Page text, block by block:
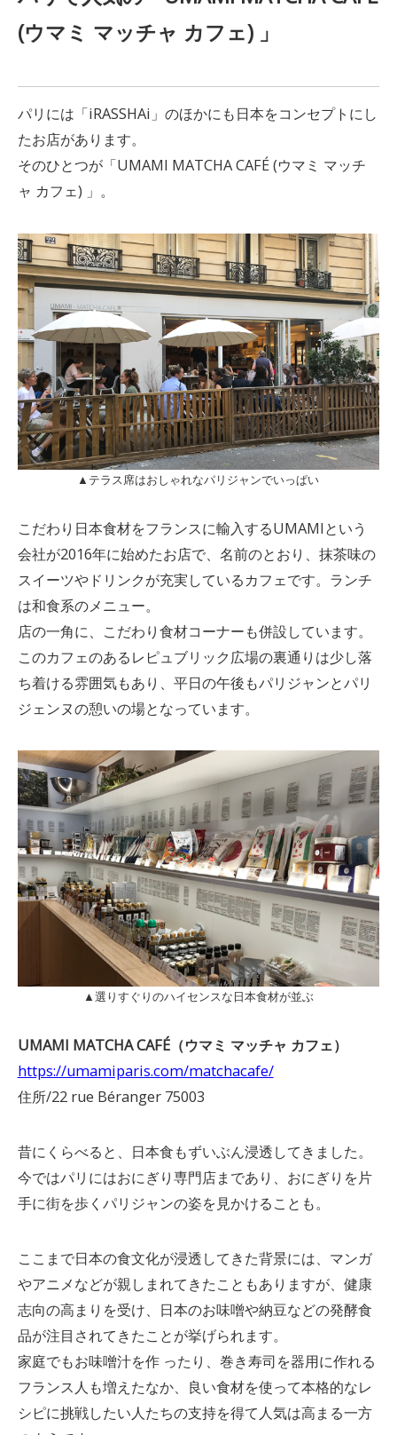
(ウマミ マッチャ カフェ) 」
パリには「iRASSHAi」のほかにも日本をコンセプトにし
たお店があります。
そのひとつが「UMAMI MATCHA CAFÉ (ウマミ マッチ
ャ カフェ) 」。
▲テラス席はおしゃれなパリジャンでいっぱい
こだわり日本食材をフランスに輸入するUMAMIという
会社が2016年に始めたお店で、名前のとおり、抹茶味の
スイーツやドリンクが充実しているカフェです。ランチ
は和食系のメニュー。
店の一角に、こだわり食材コーナーも併設しています。
このカフェのあるレピュブリック広場の裏通りは少し落
ち着ける雰囲気もあり、平日の午後もパリジャンとパリ
ジェンヌの憩いの場となっています。
▲選りすぐりのハイセンスな日本食材が並ぶ
UMAMI MATCHA CAFÉ（ウマミ マッチャ カフェ）
https://umamiparis.com/matchacafe/
住所/22 rue Béranger 75003
昔にくらべると、日本食もずいぶん浸透してきました。
今ではパリにはおにぎり専門店まであり、おにぎりを片
手に街を歩くパリジャンの姿を見かけることも。
ここまで日本の食文化が浸透してきた背景には、マンガ
やアニメなどが親しまれてきたこともありますが、健康
志向の高まりを受け、日本のお味噌や納豆などの発酵食
品が注目されてきたことが挙げられます。
家庭でもお味噌汁を作 ったり、巻き寿司を器用に作れる
フランス人も増えたなか、良い食材を使って本格的なレ
シピに挑戦したい人たちの支持を得て人気は高まる一方